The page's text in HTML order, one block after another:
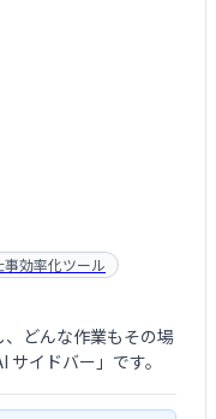
事効率化ツール
どんな作業もその場
イドバー」です。